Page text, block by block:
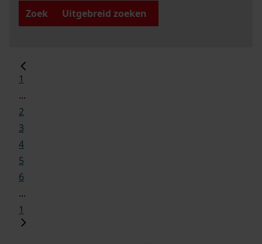
Zoek
Uitgebreid zoeken
1
...
2
3
4
5
6
...
1